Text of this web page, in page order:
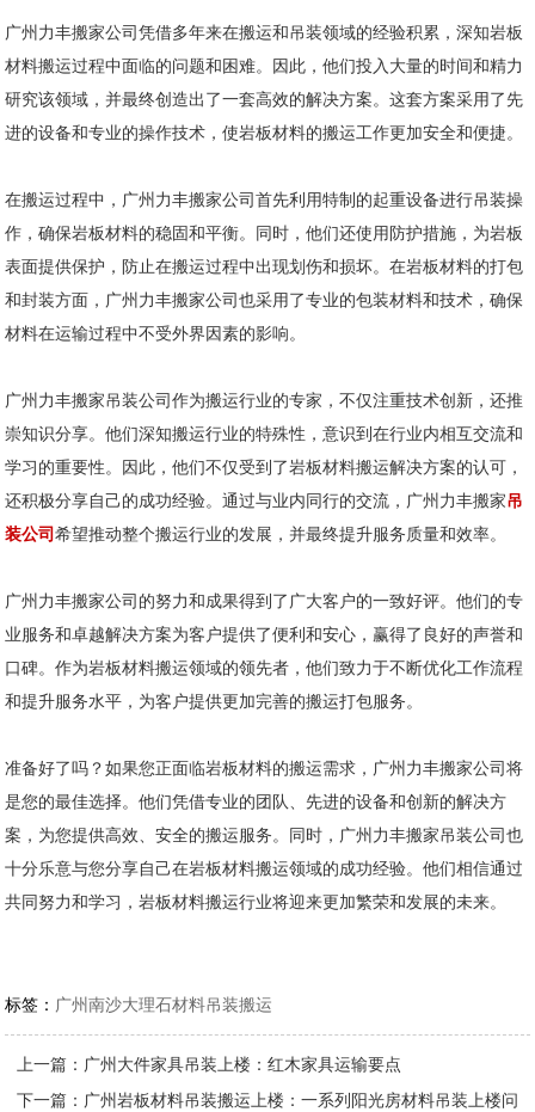
广州力丰搬家公司凭借多年来在搬运和吊装领域的经验积累，深知岩板
材料搬运过程中面临的问题和困难。因此，他们投入大量的时间和精力
研究该领域，并最终创造出了一套高效的解决方案。这套方案采用了先
进的设备和专业的操作技术，使岩板材料的搬运工作更加安全和便捷。
在搬运过程中，广州力丰搬家公司首先利用特制的起重设备进行吊装操
作，确保岩板材料的稳固和平衡。同时，他们还使用防护措施，为岩板
表面提供保护，防止在搬运过程中出现划伤和损坏。在岩板材料的打包
和封装方面，广州力丰搬家公司也采用了专业的包装材料和技术，确保
材料在运输过程中不受外界因素的影响。
广州力丰搬家吊装公司作为搬运行业的专家，不仅注重技术创新，还推
崇知识分享。他们深知搬运行业的特殊性，意识到在行业内相互交流和
学习的重要性。因此，他们不仅受到了岩板材料搬运解决方案的认可，
还积极分享自己的成功经验。通过与业内同行的交流，广州力丰搬家吊
装公司希望推动整个搬运行业的发展，并最终提升服务质量和效率。
广州力丰搬家公司的努力和成果得到了广大客户的一致好评。他们的专
业服务和卓越解决方案为客户提供了便利和安心，赢得了良好的声誉和
口碑。作为岩板材料搬运领域的领先者，他们致力于不断优化工作流程
和提升服务水平，为客户提供更加完善的搬运打包服务。
准备好了吗？如果您正面临岩板材料的搬运需求，广州力丰搬家公司将
是您的最佳选择。他们凭借专业的团队、先进的设备和创新的解决方
案，为您提供高效、安全的搬运服务。同时，广州力丰搬家吊装公司也
十分乐意与您分享自己在岩板材料搬运领域的成功经验。他们相信通过
共同努力和学习，岩板材料搬运行业将迎来更加繁荣和发展的未来。
标签： 广州南沙大理石材料吊装搬运
上一篇： 广州大件家具吊装上楼：红木家具运输要点
下一篇： 广州岩板材料吊装搬运上楼：一系列阳光房材料吊装上楼问